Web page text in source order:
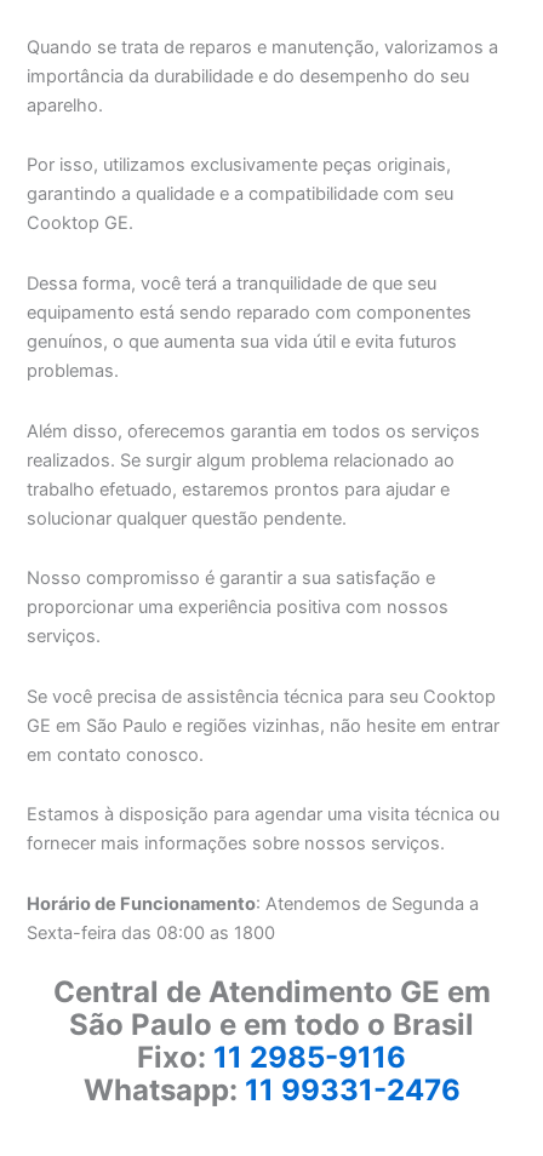
Quando se trata de reparos e manutenção, valorizamos a
importância da durabilidade e do desempenho do seu
aparelho.
Por isso, utilizamos exclusivamente peças originais,
garantindo a qualidade e a compatibilidade com seu
Cooktop GE.
Dessa forma, você terá a tranquilidade de que seu
equipamento está sendo reparado com componentes
genuínos, o que aumenta sua vida útil e evita futuros
problemas.
Além disso, oferecemos garantia em todos os serviços
realizados. Se surgir algum problema relacionado ao
trabalho efetuado, estaremos prontos para ajudar e
solucionar qualquer questão pendente.
Nosso compromisso é garantir a sua satisfação e
proporcionar uma experiência positiva com nossos
serviços.
Se você precisa de assistência técnica para seu Cooktop
GE em São Paulo e regiões vizinhas, não hesite em entrar
em contato conosco.
Estamos à disposição para agendar uma visita técnica ou
fornecer mais informações sobre nossos serviços.
Horário de Funcionamento: Atendemos de Segunda a
Sexta-feira das 08:00 as 1800
Central de Atendimento GE em
São Paulo e em todo o Brasil
Fixo: 11 2985-9116
Whatsapp: 11 99331-2476